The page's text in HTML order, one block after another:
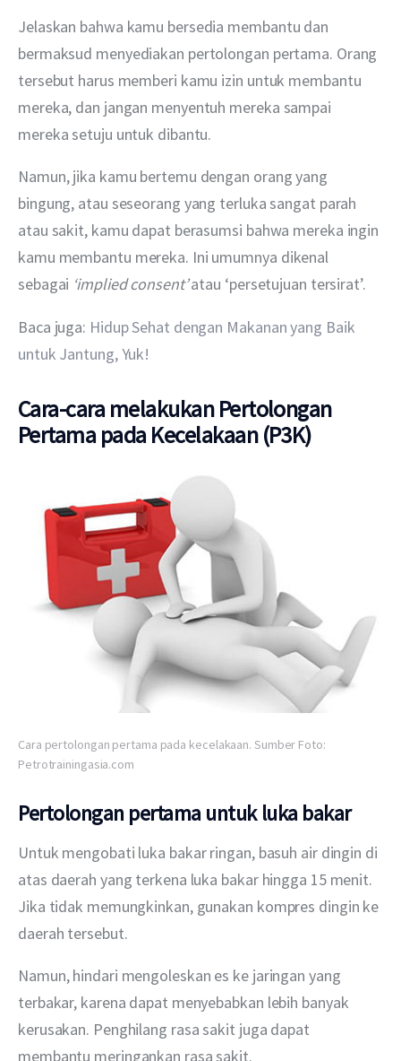
Jelaskan bahwa kamu bersedia membantu dan
bermaksud menyediakan pertolongan pertama. Orang
tersebut harus memberi kamu izin untuk membantu
mereka, dan jangan menyentuh mereka sampai
mereka setuju untuk dibantu.
Namun, jika kamu bertemu dengan orang yang
bingung, atau seseorang yang terluka sangat parah
atau sakit, kamu dapat berasumsi bahwa mereka ingin
kamu membantu mereka. Ini umumnya dikenal
sebagai ‘implied consent’ atau ‘persetujuan tersirat’.
Baca juga: Hidup Sehat dengan Makanan yang Baik
untuk Jantung, Yuk!
Cara-cara melakukan Pertolongan
Pertama pada Kecelakaan (P3K)
Cara pertolongan pertama pada kecelakaan. Sumber Foto:
Petrotrainingasia.com
Pertolongan pertama untuk luka bakar
Untuk mengobati luka bakar ringan, basuh air dingin di
atas daerah yang terkena luka bakar hingga 15 menit.
Jika tidak memungkinkan, gunakan kompres dingin ke
daerah tersebut.
Namun, hindari mengoleskan es ke jaringan yang
terbakar, karena dapat menyebabkan lebih banyak
kerusakan. Penghilang rasa sakit juga dapat
membantu meringankan rasa sakit.